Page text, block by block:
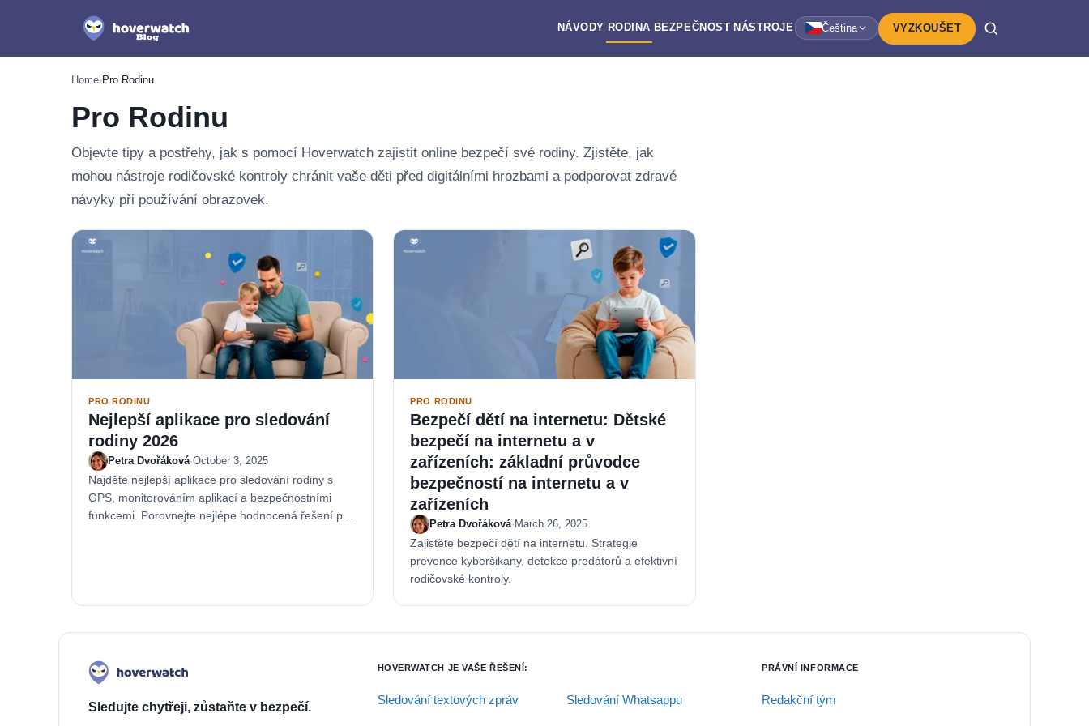
NÁVODY RODINA BEZPEČNOST NÁSTROJE Čeština VYZKOUŠET
Home›Pro Rodinu
Pro Rodinu
Objevte tipy a postřehy, jak s pomocí Hoverwatch zajistit online bezpečí své rodiny. Zjistěte, jak
mohou nástroje rodičovské kontroly chránit vaše děti před digitálními hrozbami a podporovat zdravé
návyky při používání obrazovek.
Nejnovější v: Pro Rodinu
PRO RODINU
Nejlepší aplikace pro sledování
rodiny 2026
Petra Dvořáková·October 3, 2025
Najděte nejlepší aplikace pro sledování rodiny s
GPS, monitorováním aplikací a bezpečnostními
funkcemi. Porovnejte nejlépe hodnocená řešení pro
PRO RODINU
Bezpečí dětí na internetu: Dětské
bezpečí na internetu a v
zařízeních: základní průvodce
bezpečností na internetu a v
zařízeních
Petra Dvořáková·March 26, 2025
Zajistěte bezpečí dětí na internetu. Strategie
prevence kyberšikany, detekce predátorů a efektivní
rodičovské kontroly.
Sledujte chytřeji, zůstaňte v bezpečí.
HOVERWATCH JE VAŠE ŘEŠENÍ:
Sledování textových zpráv Sledování Whatsappu
PRÁVNÍ INFORMACE
Redakční tým